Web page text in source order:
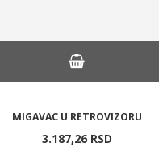
MIGAVAC U RETROVIZORU
3.187,26 RSD